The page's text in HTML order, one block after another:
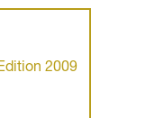
2009